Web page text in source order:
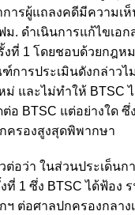
การผู้แถลงคดีมีความเ
ม. ดำเนินการแก้ไขเอก
งที่ 1 โดยชอบด้วยกฎห
การประเมินดังกล่าวไ
ม่ และไม่ทำให้ BTSC
ต่อ BTSC แต่อย่างใด
ครองสูงสุดพิพากษา
อว่า ในส่วนประเด็นก
ที่ 1 ซึ่ง BTSC ได้ฟ้อง
ฯ ต่อศาลปกครองกลาง